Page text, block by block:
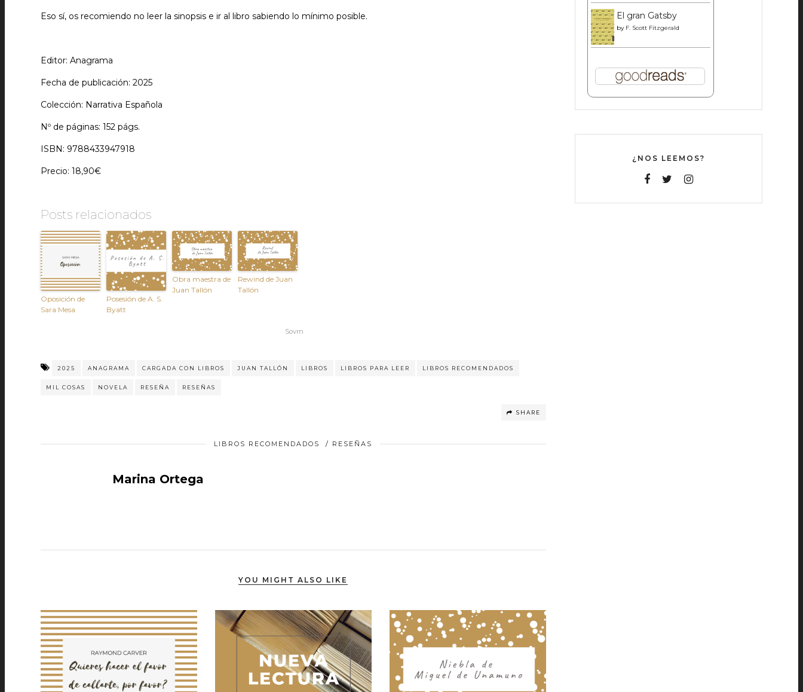
Eso sí, os recomiendo no leer la sinopsis e ir al libro sabiendo lo mínimo posible.
Editor: Anagrama
Fecha de publicación: 2025
Colección: Narrativa Española
Nº de páginas: 152 págs.
ISBN: 9788433947918
Precio: 18,90€
Posts relacionados
Oposición de
Sara Mesa
Posesión de A. S.
Byatt
Obra maestra de
Juan Tallón
Rewind de Juan
Tallón
Sovrn
2025 ANAGRAMA CARGADA CON LIBROS JUAN TALLÓN LIBROS LIBROS PARA LEER LIBROS RECOMENDADOS
MIL COSAS NOVELA RESEÑA RESEÑAS
SHARE
LIBROS RECOMENDADOS / RESEÑAS
Marina Ortega
YOU MIGHT ALSO LIKE
El gran Gatsby
by F. Scott Fitzgerald
¿NOS LEEMOS?